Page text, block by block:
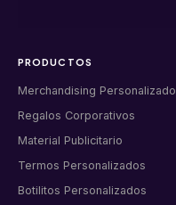
PRODUCTOS
Merchandising Personalizado
Regalos Corporativos
Material Publicitario
Termos Personalizados
Botilitos Personalizados